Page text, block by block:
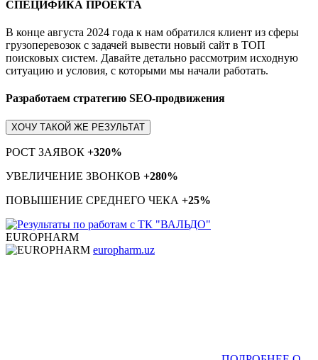
СПЕЦИФИКА ПРОЕКТА
В конце августа 2024 года к нам обратился клиент из сферы
грузоперевозок с задачей вывести новый сайт в ТОП
поисковых систем. Давайте детально рассмотрим исходную
ситуацию и условия, с которыми мы начали работать.
Разработаем стратегию SEO-продвижения
ХОЧУ ТАКОЙ ЖЕ РЕЗУЛЬТАТ
РОСТ ЗАЯВОК +320%
УВЕЛИЧЕНИЕ ЗВОНКОВ +280%
ПОВЫШЕНИЕ СРЕДНЕГО ЧЕКА +25%
EUROPHARM
europharm.uz